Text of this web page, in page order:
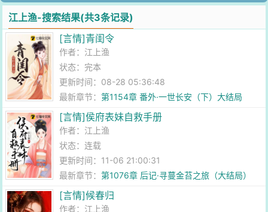
江上渔-搜索结果(共3条记录)
[言情]青闺令
作者： 江上渔
状态：完本
更新时间：08-28 05:36:48
最新章节：第1154章 番外·一世长安（下）大结局
[言情]侯府表妹自救手册
作者： 江上渔
状态：连载
更新时间：11-06 21:00:31
最新章节：第1076章 后记·寻蔓金苔之旅（大结局）
[言情]候春归
作者： 江上渔